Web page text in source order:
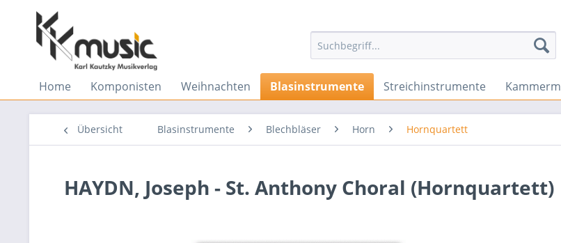
Home Komponisten Weihnachten Blasinstrumente Streichinstrumente
Übersicht Blasinstrumente Blechbläser Horn Hornquartett
HAYDN, Joseph - St. Anthony Choral (Hornquartett)